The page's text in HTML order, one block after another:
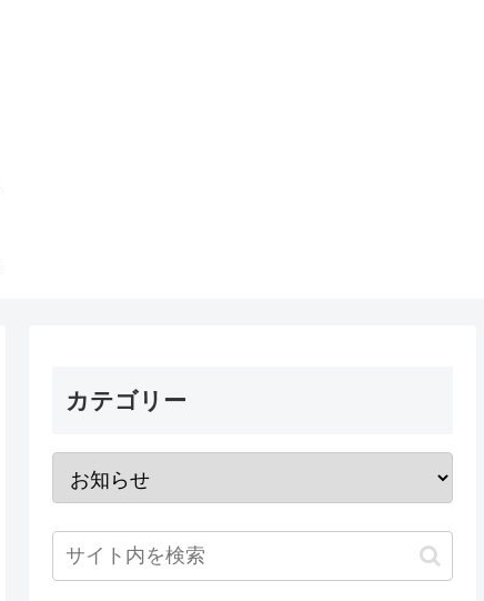
カテゴリー